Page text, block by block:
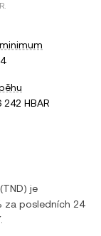
.
242 HBAR
(TND) je
za posledních 24